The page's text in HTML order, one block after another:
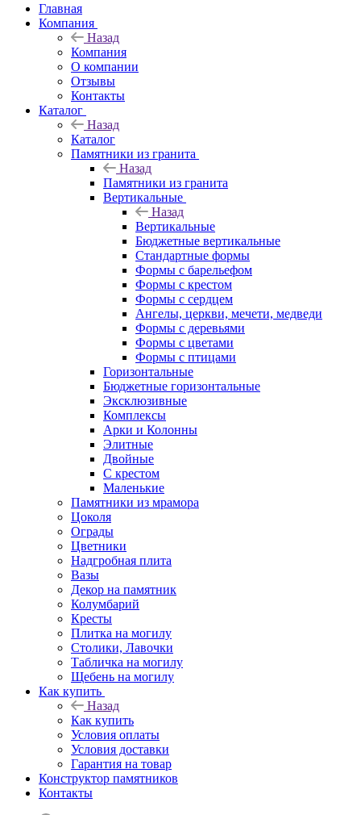
Главная
Компания
Назад
Компания
О компании
Отзывы
Контакты
Каталог
Назад
Каталог
Памятники из гранита
Назад
Памятники из гранита
Вертикальные
Назад
Вертикальные
Бюджетные вертикальные
Стандартные формы
Формы с барельефом
Формы с крестом
Формы с сердцем
Ангелы, церкви, мечети, медведи
Формы с деревьями
Формы с цветами
Формы с птицами
Горизонтальные
Бюджетные горизонтальные
Эксклюзивные
Комплексы
Арки и Колонны
Элитные
Двойные
С крестом
Маленькие
Памятники из мрамора
Цоколя
Ограды
Цветники
Надгробная плита
Вазы
Декор на памятник
Колумбарий
Кресты
Плитка на могилу
Столики, Лавочки
Табличка на могилу
Щебень на могилу
Как купить
Назад
Как купить
Условия оплаты
Условия доставки
Гарантия на товар
Конструктор памятников
Контакты